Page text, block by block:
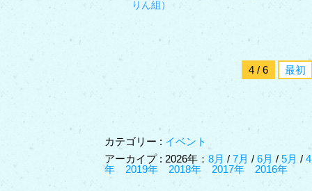
りん組）
4 / 6 最初
カテゴリー : イベント
アーカイプ : 2026年： 8月 / 7月 / 6月 / 5月 /
年
2019年 2018年 2017年 2016年